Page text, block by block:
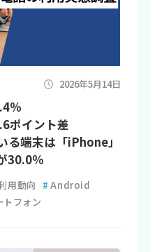
2026年5月14日
％
ポイント差
る端末は「iPhone」
30.0％
用動向 # Android
トフォン